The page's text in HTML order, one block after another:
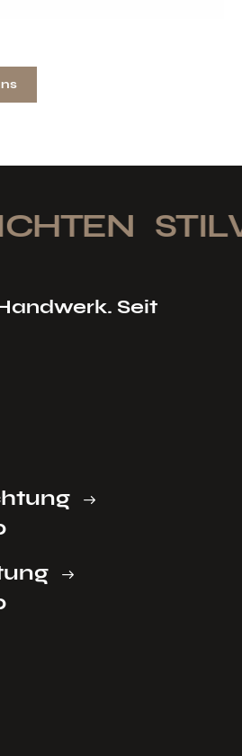
Seit